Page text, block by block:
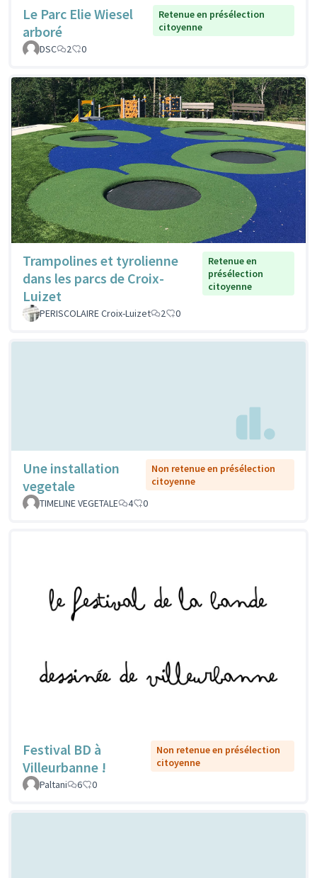
Le Parc Elie Wiesel
arboré
Retenue en présélection
citoyenne
DSC
2 0
Trampolines et tyrolienne
dans les parcs de Croix-
Luizet
Retenue en
présélection
citoyenne
PERISCOLAIRE Croix-Luizet 2 0
Une installation
vegetale
Non retenue en présélection
citoyenne
TIMELINE VEGETALE
4 0
Festival BD à
Villeurbanne !
Non retenue en présélection
citoyenne
Paltani
6 0